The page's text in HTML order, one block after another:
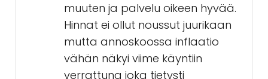
muuten ja palvelu oikeen hyvää.
Hinnat ei ollut noussut juurikaan
mutta annoskoossa inflaatio
vähän näkyi viime käyntiin
verrattuna joka tietysti